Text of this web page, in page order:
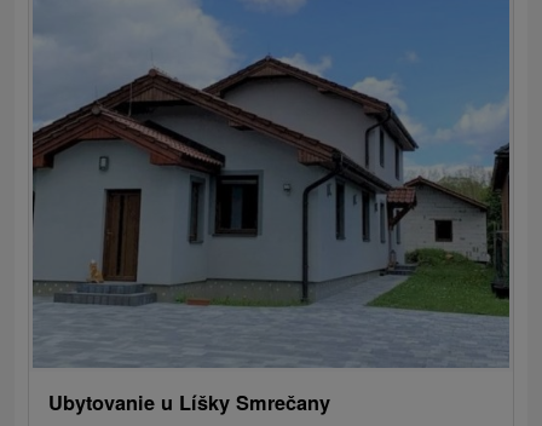
Ubytovanie u Líšky Smrečany